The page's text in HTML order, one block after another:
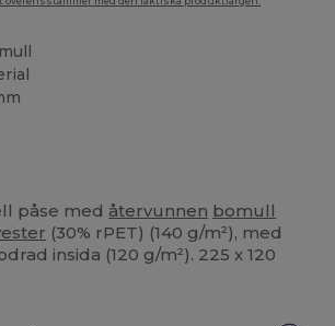
påse med återvunnen bomull
(30% rPET) (140 g/m²), med
insida (120 g/m²). 225 x 120